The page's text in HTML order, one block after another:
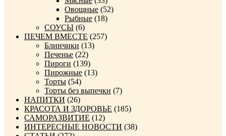
Овощные (52)
Рыбные (18)
СОУСЫ (6)
ПЕЧЕМ ВМЕСТЕ (257)
Блинчики (13)
Печенье (22)
Пироги (139)
Пирожные (13)
Торты (54)
Торты без выпечки (7)
НАПИТКИ (26)
КРАСОТА И ЗДОРОВЬЕ (185)
САМОРАЗВИТИЕ (12)
ИНТЕРЕСНЫЕ НОВОСТИ (38)